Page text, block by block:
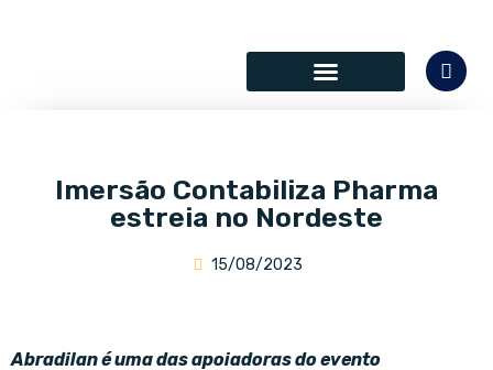
Imersão Contabiliza Pharma
estreia no Nordeste
15/08/2023
Abradilan é uma das apoiadoras do evento